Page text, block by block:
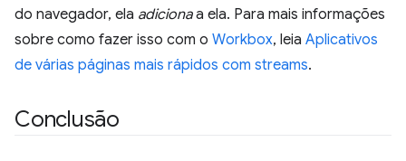
do navegador, ela adicionaa ela. Para mais informações
sobre como fazer isso com o Workbox, leia Aplicativos
de várias páginas mais rápidos com streams.
Conclusão